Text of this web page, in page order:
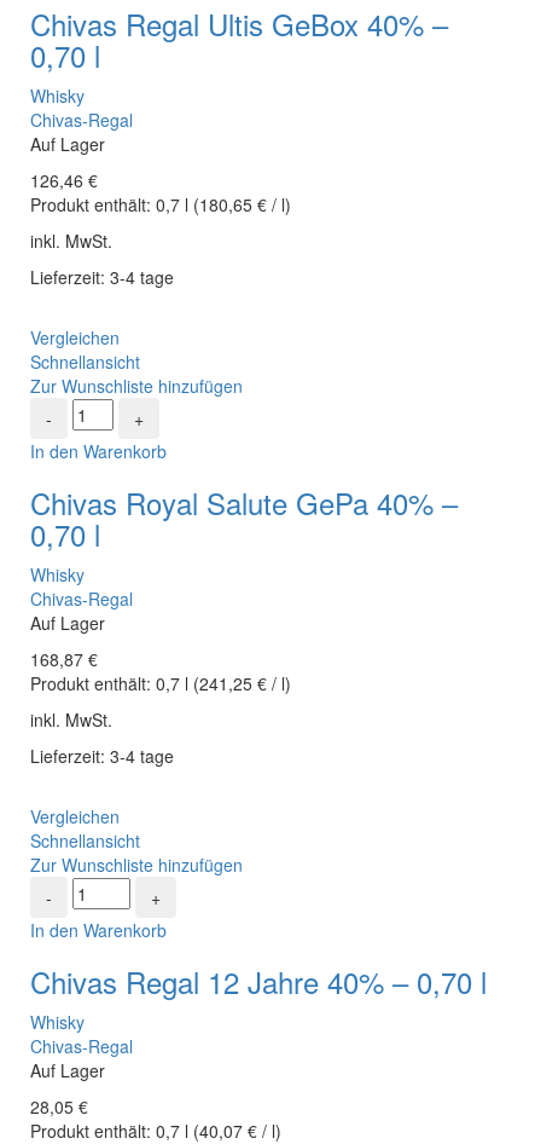
Chivas Regal Ultis GeBox 40% –
0,70 l
Whisky
Chivas-Regal
Auf Lager
126,46 €
Produkt enthält: 0,7 l (180,65 € / l)
inkl. MwSt.
Lieferzeit: 3-4 tage
Vergleichen
Schnellansicht
Zur Wunschliste hinzufügen
In den Warenkorb
Chivas Royal Salute GePa 40% –
0,70 l
Whisky
Chivas-Regal
Auf Lager
168,87 €
Produkt enthält: 0,7 l (241,25 € / l)
inkl. MwSt.
Lieferzeit: 3-4 tage
Vergleichen
Schnellansicht
Zur Wunschliste hinzufügen
In den Warenkorb
Chivas Regal 12 Jahre 40% – 0,70 l
Whisky
Chivas-Regal
Auf Lager
28,05 €
Produkt enthält: 0,7 l (40,07 € / l)